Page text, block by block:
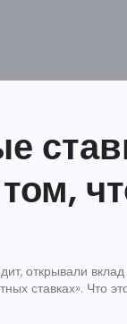
открывали
ставках». Что